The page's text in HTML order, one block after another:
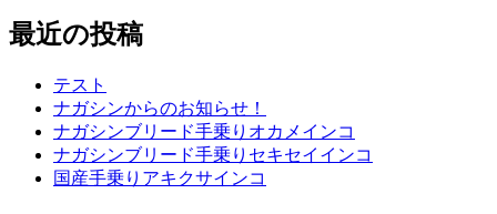
最近の投稿
テスト
ナガシンからのお知らせ！
ナガシンブリード手乗りオカメインコ
ナガシンブリード手乗りセキセイインコ
国産手乗りアキクサインコ